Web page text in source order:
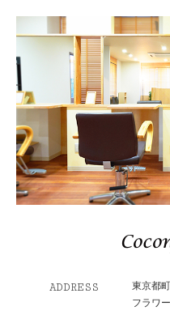
ADDRESS
東京都
フラワ